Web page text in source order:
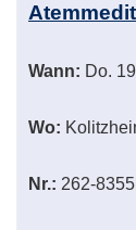
Wann: Do.
Wo:
Nr.: 262-